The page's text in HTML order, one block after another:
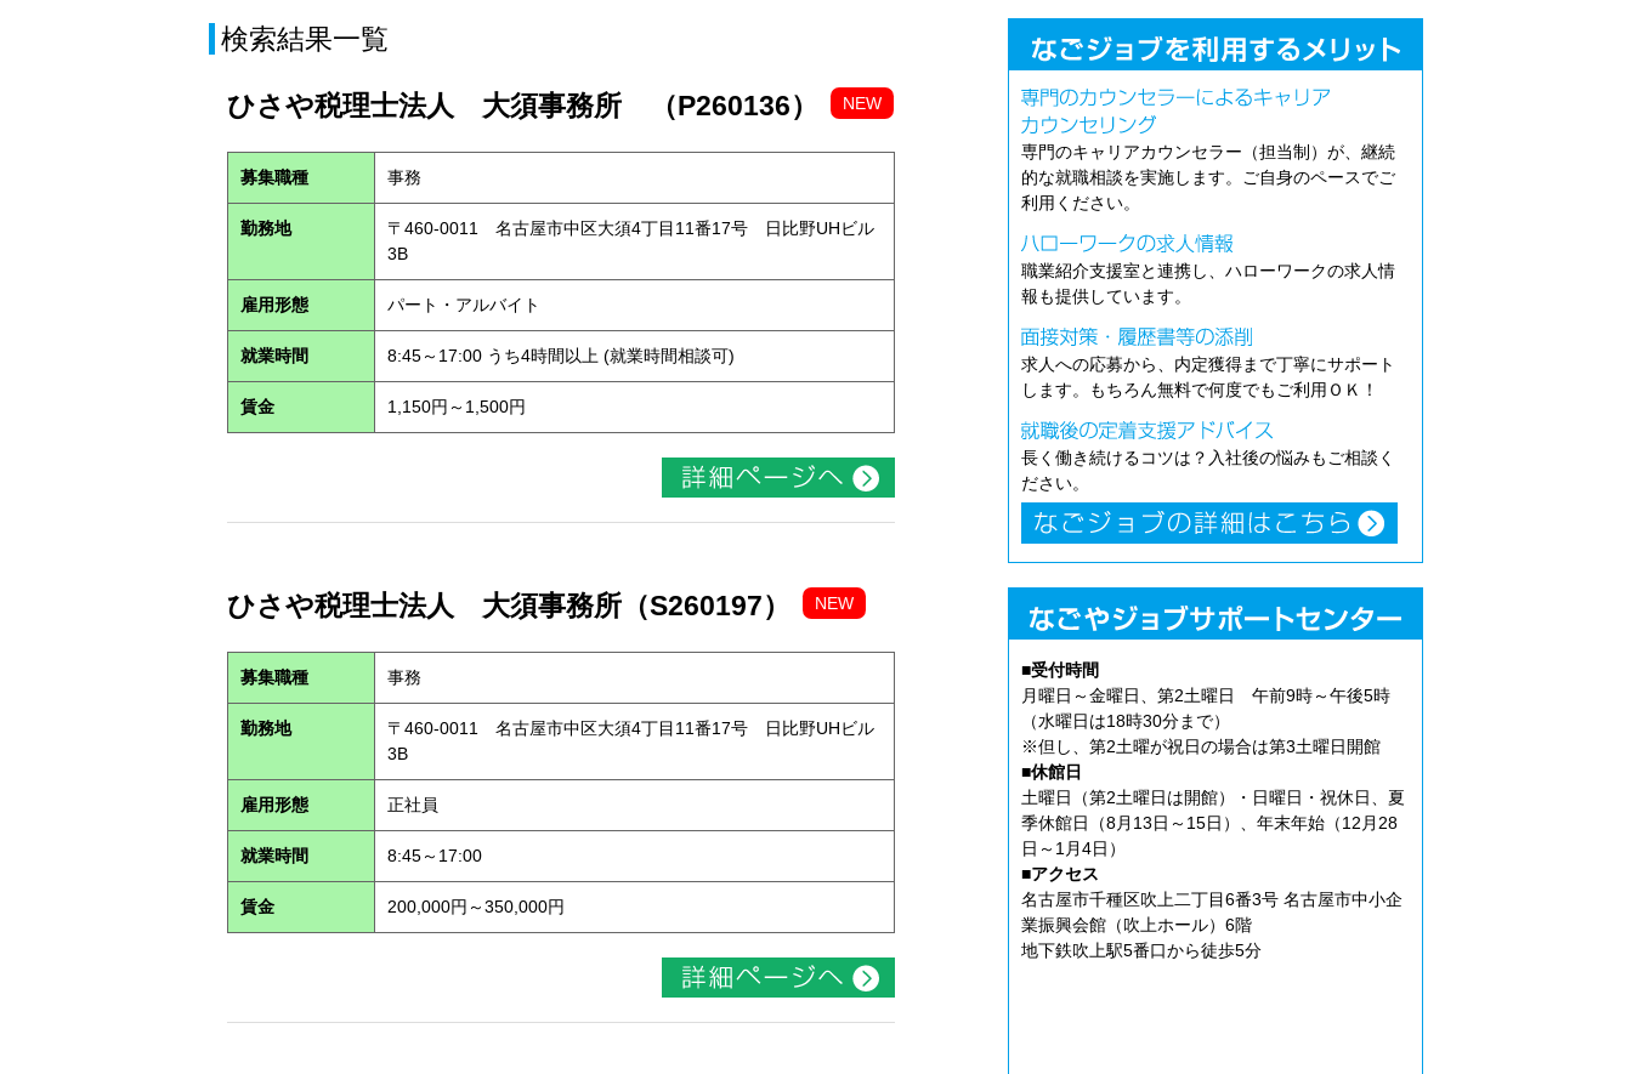
検索結果一覧
ひさや税理士法人 大須事務所 （P260136） NEW
募集職種 事務
勤務地
〒460-0011 名古屋市中区大須4丁目11番17号 日比野UHビル
3B
雇用形態 パート・アルバイト
就業時間 8:45～17:00 うち4時間以上 (就業時間相談可)
賃金 1,150円～1,500円
ひさや税理士法人 大須事務所（S260197） NEW
募集職種 事務
勤務地
〒460-0011 名古屋市中区大須4丁目11番17号 日比野UHビル
3B
雇用形態 正社員
就業時間 8:45～17:00
賃金 200,000円～350,000円
専門のキャリアカウンセラー（担当制）が、継続
的な就職相談を実施します。ご自身のペースでご
利用ください。
職業紹介支援室と連携し、ハローワークの求人情
報も提供しています。
求人への応募から、内定獲得まで丁寧にサポート
します。もちろん無料で何度でもご利用ＯＫ！
長く働き続けるコツは？入社後の悩みもご相談く
ださい。
■受付時間
月曜日～金曜日、第2土曜日 午前9時～午後5時
（水曜日は18時30分まで）
※但し、第2土曜が祝日の場合は第3土曜日開館
■休館日
土曜日（第2土曜日は開館）・日曜日・祝休日、夏
季休館日（8月13日～15日）、年末年始（12月28
日～1月4日）
■アクセス
名古屋市千種区吹上二丁目6番3号 名古屋市中小企
業振興会館（吹上ホール）6階
地下鉄吹上駅5番口から徒歩5分